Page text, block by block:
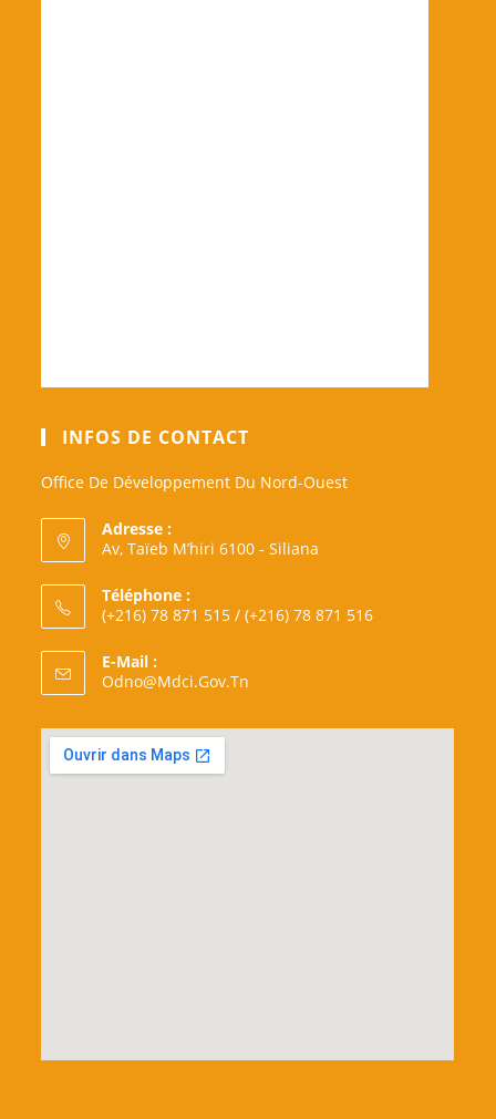
INFOS DE CONTACT
Office De Développement Du Nord-Ouest
Adresse :
Av, Taïeb M’hiri 6100 - Siliana
Téléphone :
(+216) 78 871 515 / (+216) 78 871 516
E-Mail :
Odno@mdci.gov.tn